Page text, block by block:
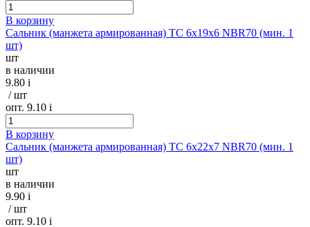
В корзину
Сальник (манжета армированная) TC 6х19х6 NBR70 (мин. 1
шт)
шт
в наличии
9.80 i
/ шт
опт. 9.10 i
В корзину
Сальник (манжета армированная) TC 6х22х7 NBR70 (мин. 1
шт)
шт
в наличии
9.90 i
/ шт
опт. 9.10 i